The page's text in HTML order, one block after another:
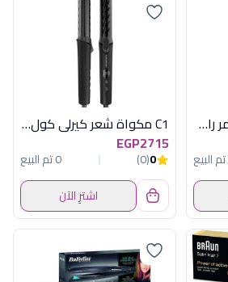
فرشاة شعر ايونيك احمر راش براش
C1 مكواة شعر كيرلى كول اسود راش براش
EGP2715
0
(0)
0 تم البيع
اشترِ الآن